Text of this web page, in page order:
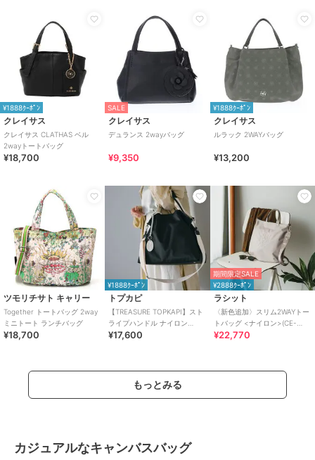
¥1888ｸｰﾎﾟﾝ
クレイサス
クレイサス CLATHAS ベル
2wayトートバッグ
¥18,700
SALE
クレイサス
デュランス 2wayバッグ
¥9,350
¥1888ｸｰﾎﾟﾝ
クレイサス
ルラック 2WAYバッグ
¥13,200
ツモリチサト キャリー
Together トートバッグ 2way
ミニトート ランチバッグ
¥18,700
¥1888ｸｰﾎﾟﾝ
トプカピ
【TREASURE TOPKAPI】スト
ライプハンドル ナイロン
2way トートバッグ A4対応
¥17,600
期間限定SALE
¥2888ｸｰﾎﾟﾝ
ラシット
〈新色追加〉スリム2WAYトー
トバッグ <ナイロン>(CE-
1404-WEB)
¥22,770
もっとみる
カジュアルなキャンバスバッグ